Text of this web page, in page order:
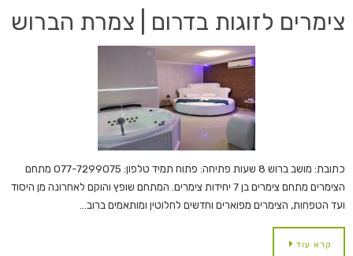
צימרים לזוגות בדרום | צמרת הברוש
כתובת: מושב ברוש 8 שעות פתיחה: פתוח תמיד טלפון: 077-7299075 מתחם
הצימרים מתחם צימרים בן 7 יחידות צימרים. המתחם שופץ והוקם לאחרונה מן היסוד
ועד הטפחות, הצימרים מפוארים וחדשים לחלוטין ומותאמים ברוב…
קרא עוד